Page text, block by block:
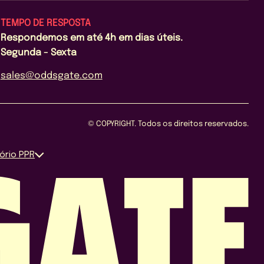
TEMPO DE RESPOSTA
Respondemos em até 4h em dias úteis.
Segunda - Sexta
sales@oddsgate.com
© COPYRIGHT. Todos os direitos reservados.
PPR